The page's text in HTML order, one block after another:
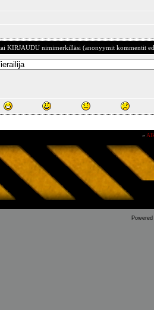
KIRJAUDU nimimerkilläsi (anonyymit kommentit
»